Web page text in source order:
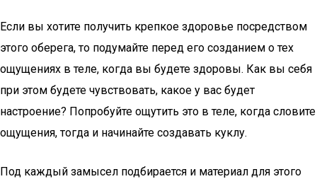
Если вы хотите получить крепкое здоровье посредством
этого оберега, то подумайте перед его созданием о тех
ощущениях в теле, когда вы будете здоровы. Как вы себя
при этом будете чувствовать, какое у вас будет
настроение? Попробуйте ощутить это в теле, когда словите
ощущения, тогда и начинайте создавать куклу.
Под каждый замысел подбирается и материал для этого